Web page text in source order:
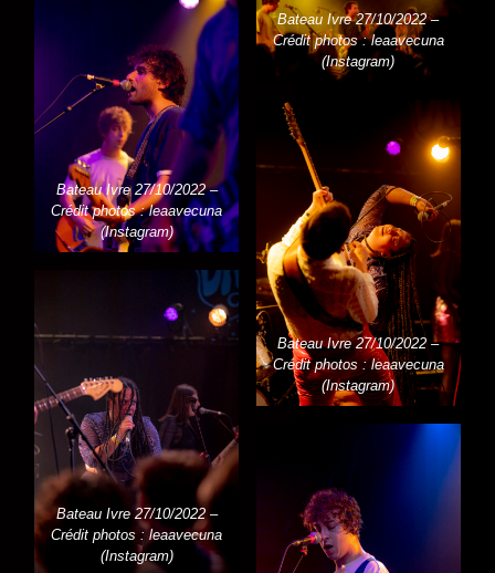
Bateau Ivre 27/10/2022 –
Crédit photos : leaavecuna
(Instagram)
Bateau Ivre 27/10/2022 –
Crédit photos : leaavecuna
(Instagram)
Bateau Ivre 27/10/2022 –
Crédit photos : leaavecuna
(Instagram)
Bateau Ivre 27/10/2022 –
Crédit photos : leaavecuna
(Instagram)